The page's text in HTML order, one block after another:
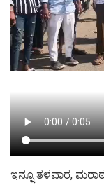
ಇನ್ನೂ ತಳವಾರ,